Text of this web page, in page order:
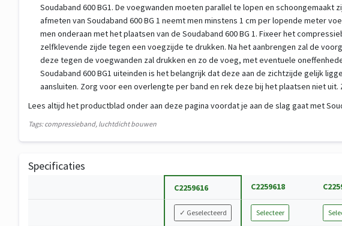
Soudaband 600 BG1. De voegwanden moeten parallel te lopen en schoongemaakt
afmeten van Soudaband 600 BG 1 neemt men minstens 1 cm per lopende meter
men onderaan met het plaatsen van de Soudaband 600 BG 1. Fixeer het
zelfklevende zijde tegen een voegzijde te drukken. Na het aanbrengen zal de
deze tegen de voegwanden zal drukken en zo de voeg, met eventuele
Soudaband 600 BG1 uiteinden is het belangrijk dat deze aan de zichtzijde gelijk
aansluiten. Zorg voor een overlengte per band en rek deze bij het plaatsen niet
Lees altijd het productblad onder aan deze pagina voordat je aan de slag gaat met
Tags: compressieband, luchtdicht bouwen
Specificaties
C2259616 C2259618
✓ Geselecteerd Selecteer